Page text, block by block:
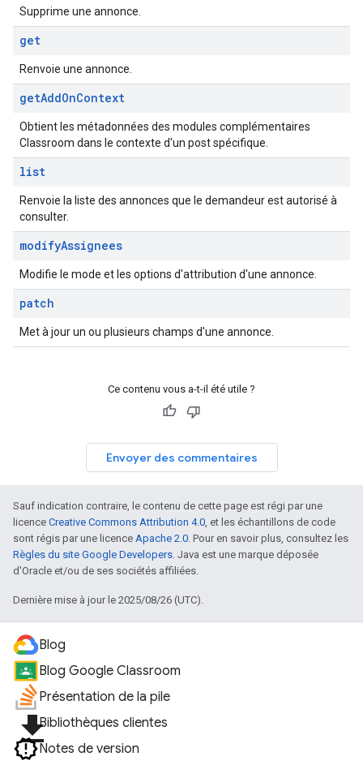
Supprime une annonce.
get
Renvoie une annonce.
getAddOnContext
Obtient les métadonnées des modules complémentaires
Classroom dans le contexte d'un post spécifique.
list
Renvoie la liste des annonces que le demandeur est autorisé à
consulter.
modifyAssignees
Modifie le mode et les options d'attribution d'une annonce.
patch
Met à jour un ou plusieurs champs d'une annonce.
Ce contenu vous a-t-il été utile ?
Envoyer des commentaires
Sauf indication contraire, le contenu de cette page est régi par une
licence Creative Commons Attribution 4.0, et les échantillons de code
sont régis par une licence Apache 2.0. Pour en savoir plus, consultez les
Règles du site Google Developers. Java est une marque déposée
d'Oracle et/ou de ses sociétés affiliées.
Dernière mise à jour le 2025/08/26 (UTC).
Blog
Blog Google Classroom
Présentation de la pile
file_downloadBibliothèques clientes
Notes de version